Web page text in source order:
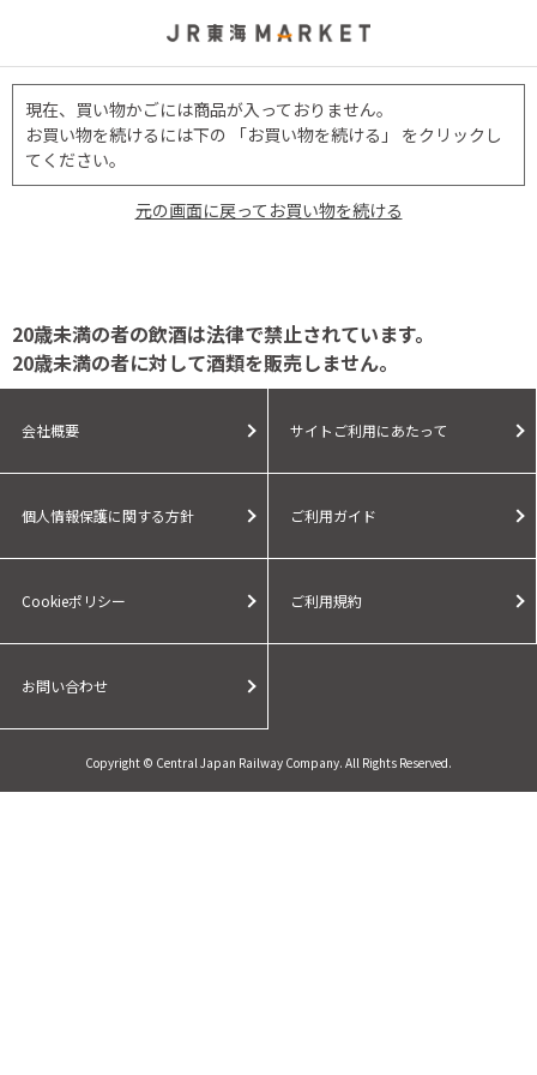
現在、買い物かごには商品が入っておりません。
お買い物を続けるには下の 「お買い物を続ける」 をクリックし
てください。
元の画面に戻ってお買い物を続ける
20歳未満の者の飲酒は法律で禁止されています。
20歳未満の者に対して酒類を販売しません。
会社概要 サイトご利用にあたって
個人情報保護に関する方針 ご利用ガイド
Cookieポリシー ご利用規約
お問い合わせ
Copyright © Central Japan Railway Company. All Rights Reserved.